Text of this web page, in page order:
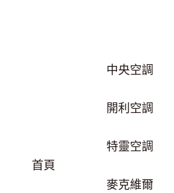
首頁
中央空調
開利空調
特靈空調
麥克維爾